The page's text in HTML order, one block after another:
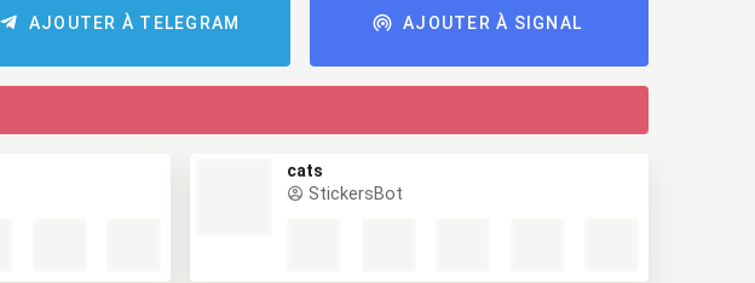
AJOUTER À TELEGRAM AJOUTER À SIGNAL
cats
StickersBot